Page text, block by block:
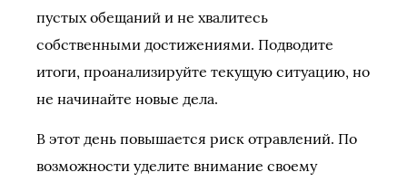
пустых обещаний и не хвалитесь
собственными достижениями. Подводите
итоги, проанализируйте текущую ситуацию, но
не начинайте новые дела.
В этот день повышается риск отравлений. По
возможности уделите внимание своему